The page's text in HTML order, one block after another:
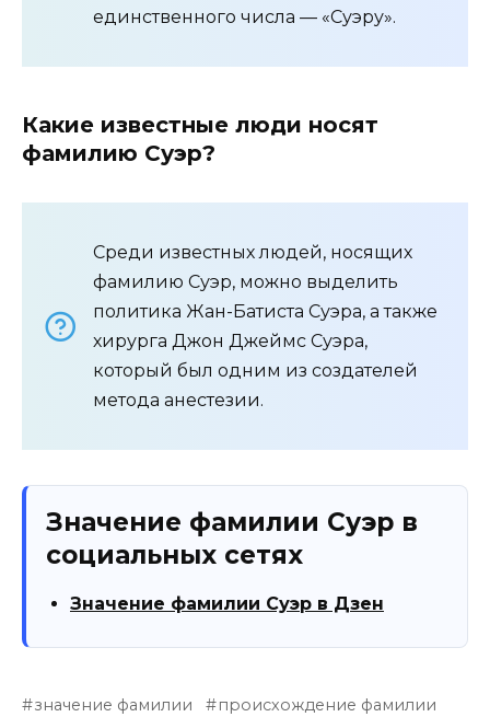
единственного числа — «Суэру».
Какие известные люди носят
фамилию Суэр?
Среди известных людей, носящих
фамилию Суэр, можно выделить
политика Жан-Батиста Суэра, а также
хирурга Джон Джеймс Суэра,
который был одним из создателей
метода анестезии.
Значение фамилии Суэр в
социальных сетях
Значение фамилии Суэр в Дзен
значение фамилии
происхождение фамилии